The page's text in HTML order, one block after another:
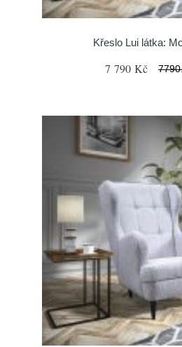
Křeslo Lui látka:
7 790 Kč